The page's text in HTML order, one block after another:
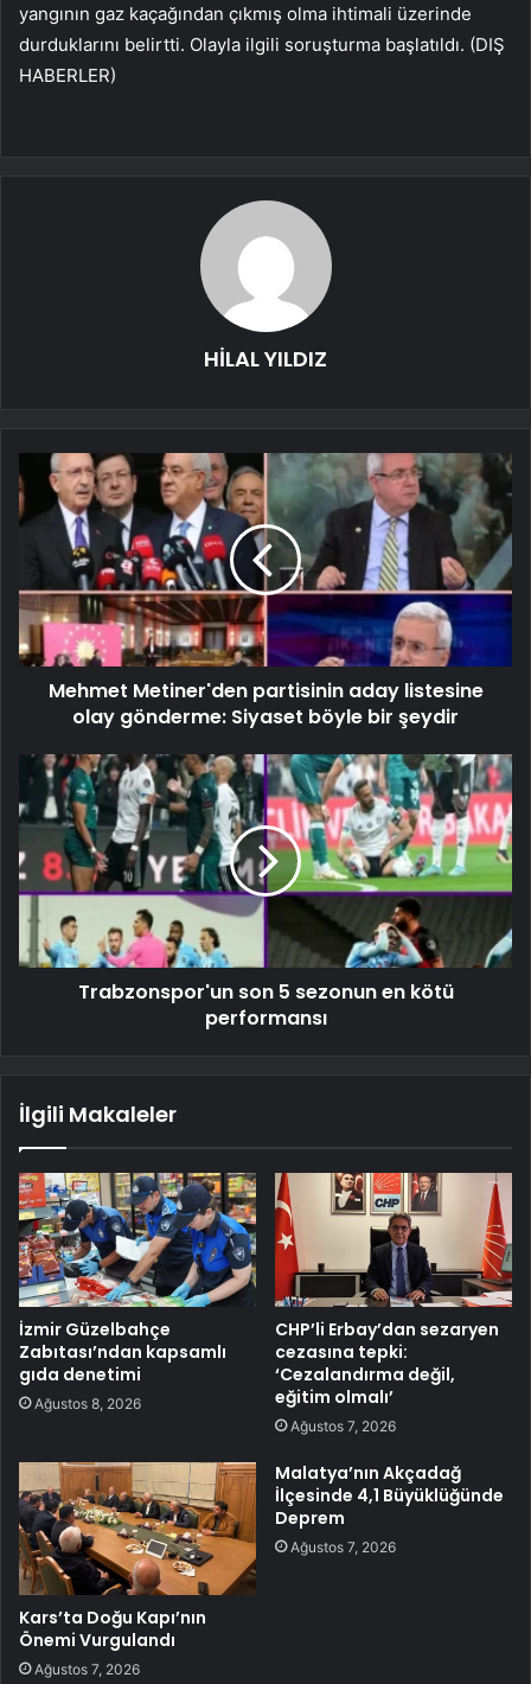
yangının gaz kaçağından çıkmış olma ihtimali üzerinde
durduklarını belirtti. Olayla ilgili soruşturma başlatıldı. (DIŞ
HABERLER)
HİLAL YILDIZ
Mehmet Metiner'den partisinin aday listesine
olay gönderme: Siyaset böyle bir şeydir
Trabzonspor'un son 5 sezonun en kötü
performansı
İlgili Makaleler
İzmir Güzelbahçe
Zabıtası’ndan kapsamlı
gıda denetimi
Ağustos 8, 2026
CHP’li Erbay’dan sezaryen
cezasına tepki:
‘Cezalandırma değil,
eğitim olmalı’
Ağustos 7, 2026
Kars’ta Doğu Kapı’nın
Önemi Vurgulandı
Ağustos 7, 2026
Malatya’nın Akçadağ
İlçesinde 4,1 Büyüklüğünde
Deprem
Ağustos 7, 2026